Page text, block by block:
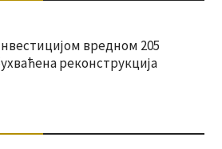
вредном 205
реконструкција